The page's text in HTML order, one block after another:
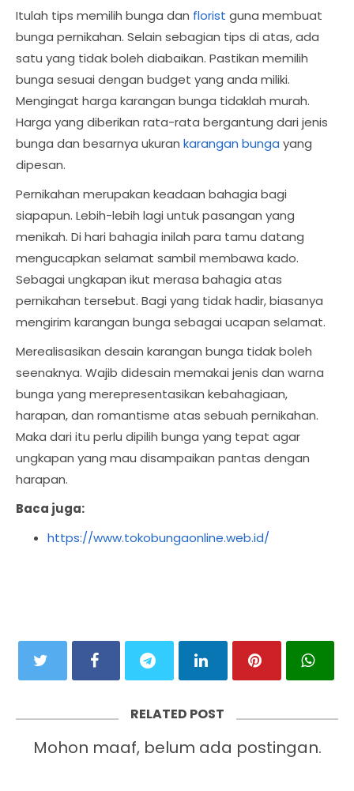
Itulah tips memilih bunga dan florist guna membuat
bunga pernikahan. Selain sebagian tips di atas, ada
satu yang tidak boleh diabaikan. Pastikan memilih
bunga sesuai dengan budget yang anda miliki.
Mengingat harga karangan bunga tidaklah murah.
Harga yang diberikan rata-rata bergantung dari jenis
bunga dan besarnya ukuran karangan bunga yang
dipesan.
Pernikahan merupakan keadaan bahagia bagi
siapapun. Lebih-lebih lagi untuk pasangan yang
menikah. Di hari bahagia inilah para tamu datang
mengucapkan selamat sambil membawa kado.
Sebagai ungkapan ikut merasa bahagia atas
pernikahan tersebut. Bagi yang tidak hadir, biasanya
mengirim karangan bunga sebagai ucapan selamat.
Merealisasikan desain karangan bunga tidak boleh
seenaknya. Wajib didesain memakai jenis dan warna
bunga yang merepresentasikan kebahagiaan,
harapan, dan romantisme atas sebuah pernikahan.
Maka dari itu perlu dipilih bunga yang tepat agar
ungkapan yang mau disampaikan pantas dengan
harapan.
Baca juga:
https://www.tokobungaonline.web.id/
RELATED POST
Mohon maaf, belum ada postingan.